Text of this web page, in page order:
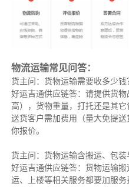
物流运输常见问答：
货主问：货物运输需要收多少钱
好运吉通供应链答：请提供货
高），货物重量，打托还是其
送货客户需加费用（量大免提
你报价。
货主问：货物运输含搬运、包装
好运吉通供应链答：货物运输
运、上楼等相关服务都要加服